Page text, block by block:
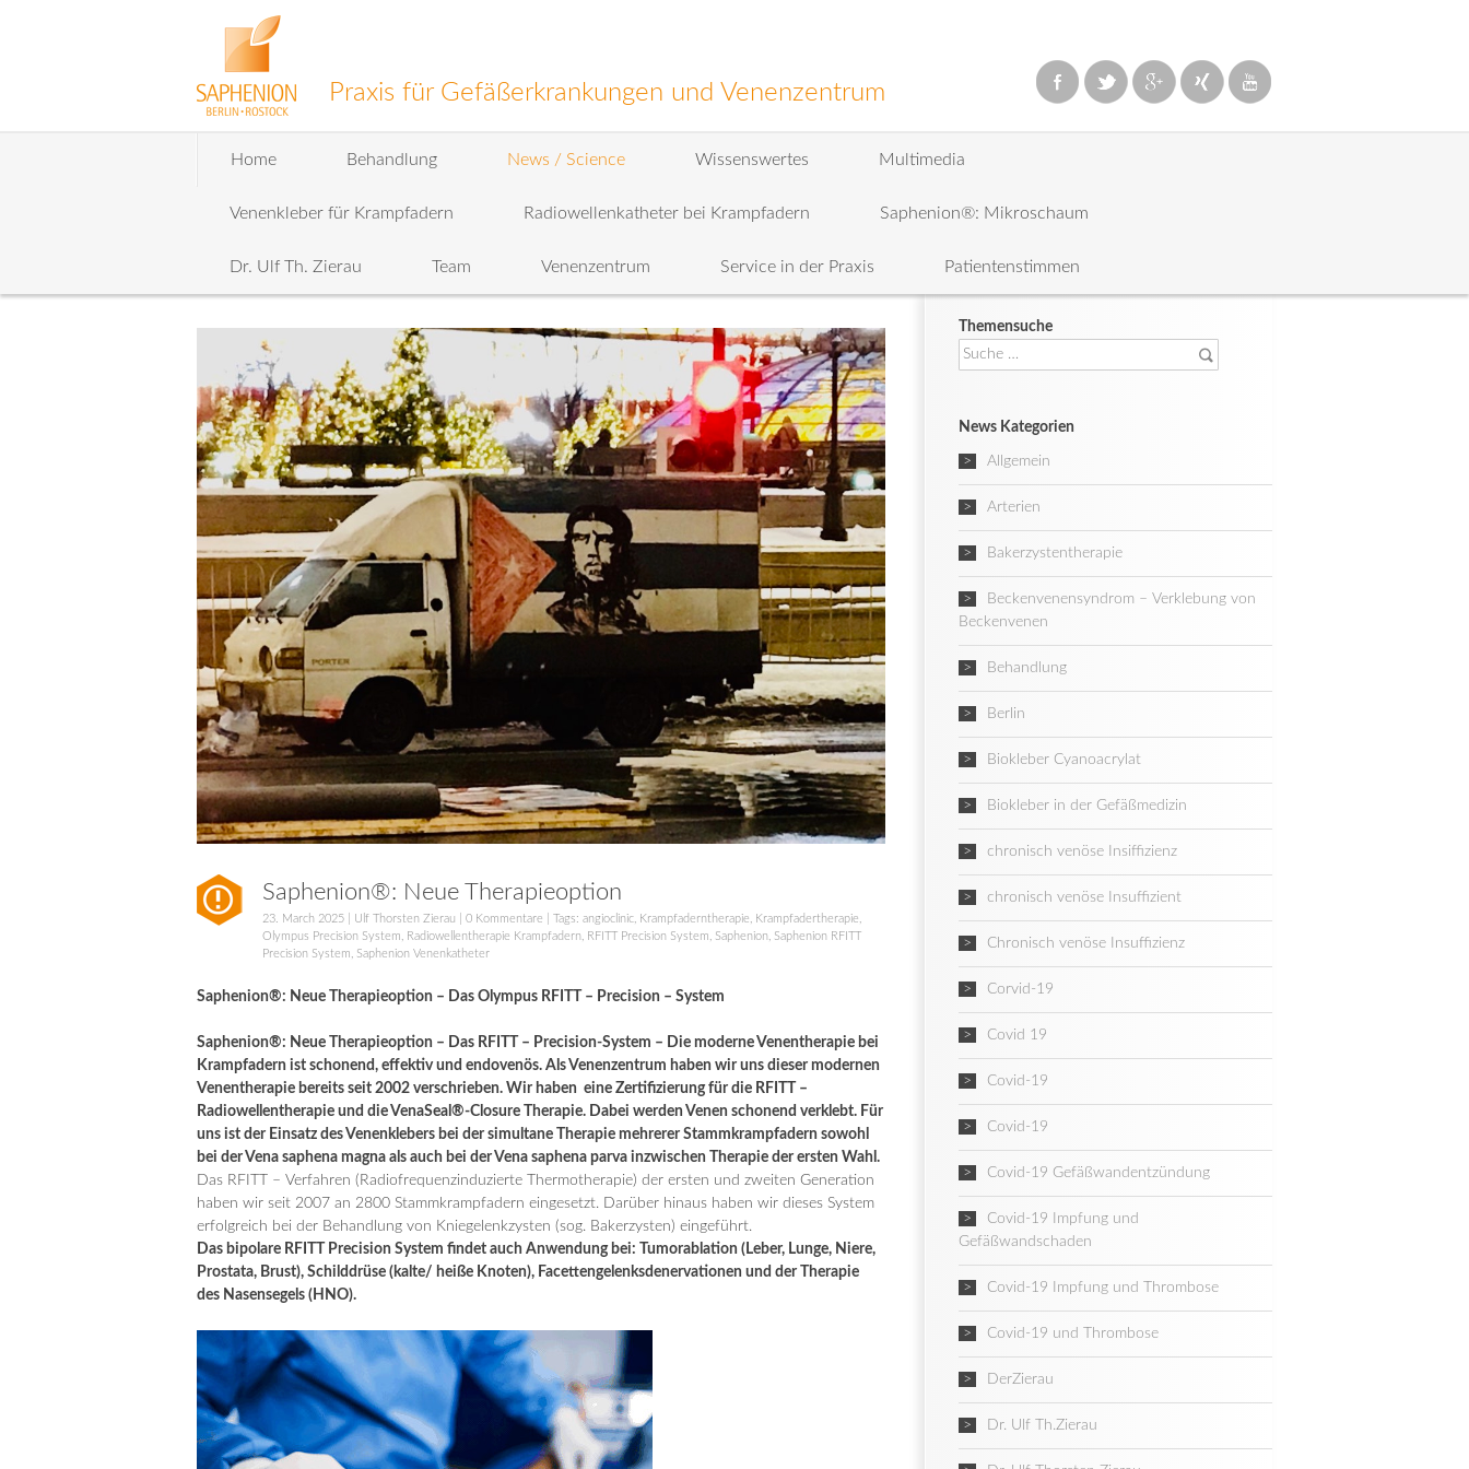
Praxis für Gefäßerkrankungen und Venenzentrum
Home Behandlung News / Science Wissenswertes Multimedia
Venenkleber für Krampfadern Radiowellenkatheter bei Krampfadern Saphenion®: Mikroschaum
Dr. Ulf Th. Zierau Team Venenzentrum Service in der Praxis Patientenstimmen
Saphenion®: Neue Therapieoption
23. March 2025 Ulf Thorsten Zierau 0 Kommentare | Tags: angioclinic Krampfaderntherapie Krampfadertherapie
Olympus Precision System
Radiowellentherapie Krampfadern RFITT Precision System Saphenion Saphenion RFITT
Precision System
Saphenion Venenkatheter
Saphenion®: Neue Therapieoption – Das Olympus RFITT – Precision – System
Saphenion®: Neue Therapieoption – Das RFITT – Precision-System – Die moderne Venentherapie bei
Krampfadern ist schonend, effektiv und endovenös. Als Venenzentrum haben wir uns dieser modernen
Venentherapie bereits seit 2002 verschrieben. Wir haben eine Zertifizierung für die RFITT –
Radiowellentherapie und die VenaSeal®-Closure Therapie. Dabei werden Venen schonend verklebt. Für
uns ist der Einsatz des Venenklebers bei der simultane Therapie mehrerer Stammkrampfadern sowohl
bei der Vena saphena magna als auch bei der Vena saphena parva inzwischen Therapie der ersten Wahl.
Das RFITT – Verfahren (Radiofrequenzinduzierte Thermotherapie) der ersten und zweiten Generation
haben wir seit 2007 an 2800 Stammkrampfadern eingesetzt. Darüber hinaus haben wir dieses System
erfolgreich bei der Behandlung von Kniegelenkzysten (sog. Bakerzysten) eingeführt.
Das bipolare RFITT Precision System findet auch Anwendung bei: Tumorablation (Leber, Lunge, Niere,
Prostata, Brust), Schilddrüse (kalte/ heiße Knoten), Facettengelenksdenervationen und der Therapie
des Nasensegels (HNO).
Themensuche
Suche
nach:
News Kategorien
Allgemein
Arterien
Bakerzystentherapie
Beckenvenensyndrom – Verklebung von
Beckenvenen
Behandlung
Berlin
Biokleber Cyanoacrylat
Biokleber in der Gefäßmedizin
chronisch venöse Insiffizienz
chronisch venöse Insuffizient
Chronisch venöse Insuffizienz
Corvid-19
Covid 19
Covid-19
Covid-19
Covid-19 Gefäßwandentzündung
Covid-19 Impfung und
Gefäßwandschaden
Covid-19 Impfung und Thrombose
Covid-19 und Thrombose
DerZierau
Dr. Ulf Th.Zierau